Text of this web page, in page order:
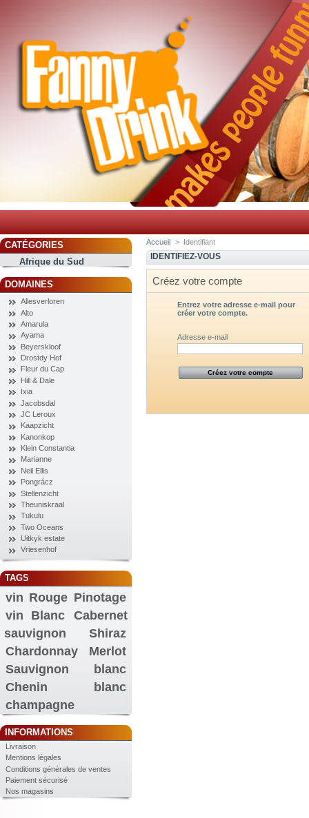
CATÉGORIES
Afrique du Sud
DOMAINES
Allesverloren
Alto
Amarula
Ayama
Beyerskloof
Drostdy Hof
Fleur du Cap
Hill & Dale
Ixia
Jacobsdal
JC Leroux
Kaapzicht
Kanonkop
Klein Constantia
Marianne
Neil Ellis
Pongrácz
Stellenzicht
Theuniskraal
Tukulu
Two Oceans
Uitkyk estate
Vriesenhof
TAGS
vin Rouge Pinotage
vin Blanc
Cabernet
sauvignon
Shiraz
Chardonnay
Merlot
Sauvignon blanc
Chenin blanc
champagne
INFORMATIONS
Livraison
Mentions légales
Conditions générales de ventes
Paiement sécurisé
Nos magasins
Accueil > Identifiant
IDENTIFIEZ-VOUS
Créez votre compte
Entrez votre adresse e-mail pour
créer votre compte.
Adresse e-mail